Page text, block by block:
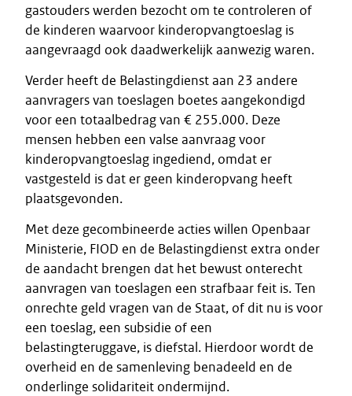
gastouders werden bezocht om te controleren of
de kinderen waarvoor kinderopvangtoeslag is
aangevraagd ook daadwerkelijk aanwezig waren.
Verder heeft de Belastingdienst aan 23 andere
aanvragers van toeslagen boetes aangekondigd
voor een totaalbedrag van € 255.000. Deze
mensen hebben een valse aanvraag voor
kinderopvangtoeslag ingediend, omdat er
vastgesteld is dat er geen kinderopvang heeft
plaatsgevonden.
Met deze gecombineerde acties willen Openbaar
Ministerie, FIOD en de Belastingdienst extra onder
de aandacht brengen dat het bewust onterecht
aanvragen van toeslagen een strafbaar feit is. Ten
onrechte geld vragen van de Staat, of dit nu is voor
een toeslag, een subsidie of een
belastingteruggave, is diefstal. Hierdoor wordt de
overheid en de samenleving benadeeld en de
onderlinge solidariteit ondermijnd.